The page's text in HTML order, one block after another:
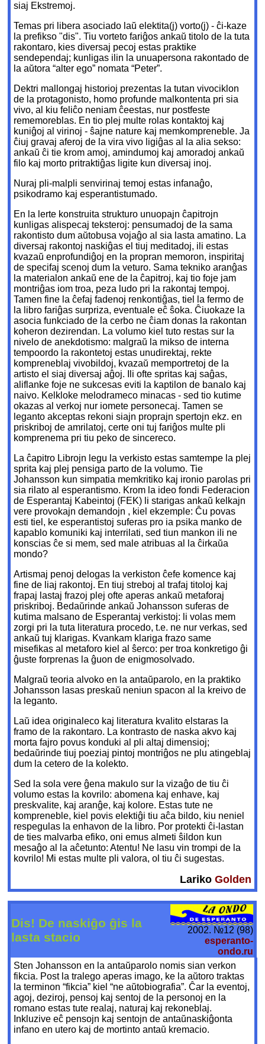
siaj Ekstremoj.
Temas pri libera asociado laŭ elektita(j) vorto(j) - ĉi-kaze
la prefikso "dis". Tiu vorteto fariĝos ankaŭ titolo de la tuta
rakontaro, kies diversaj pecoj estas praktike
sendependaj; kunligas ilin la unuapersona rakontado de
la aŭtora “alter ego” nomata “Peter”.
Dektri mallongaj historioj prezentas la tutan vivociklon
de la protagonisto, homo profunde malkontenta pri sia
vivo, al kiu feliĉo neniam ĉeestas, nur postfeste
rememoreblas. En tio plej multe rolas kontaktoj kaj
kuniĝoj al virinoj - ŝajne nature kaj memkompreneble. Ja
ĉiuj gravaj aferoj de la vira vivo ligiĝas al la alia sekso:
ankaŭ ĉi tie krom amoj, amindumoj kaj amoradoj ankaŭ
filo kaj morto pritraktiĝas ligite kun diversaj inoj.
Nuraj pli-malpli senvirinaj temoj estas infanaĝo,
psikodramo kaj esperantistumado.
En la lerte konstruita strukturo unuopajn ĉapitrojn
kunligas alispecaj teksteroj: pensumadoj de la sama
rakontisto dum aŭtobusa vojaĝo al sia lasta amatino. La
diversaj rakontoj naskiĝas el tiuj meditadoj, ili estas
kvazaŭ enprofundiĝoj en la propran memoron, inspiritaj
de specifaj scenoj dum la veturo. Sama tekniko aranĝas
la materialon ankaŭ ene de la ĉapitroj, kaj tio foje jam
montriĝas iom troa, peza ludo pri la rakontaj tempoj.
Tamen fine la ĉefaj fadenoj renkontiĝas, tiel la fermo de
la libro fariĝas surpriza, eventuale eĉ ŝoka. Ĉiuokaze la
asocia funkciado de la cerbo ne ĉiam donas la rakontan
koheron dezirendan. La volumo kiel tuto restas sur la
nivelo de anekdotismo: malgraŭ la mikso de interna
tempoordo la rakontetoj estas unudirektaj, rekte
kompreneblaj vivobildoj, kvazaŭ memportretoj de la
artisto el siaj diversaj aĝoj. Ili ofte spritas kaj saĝas,
aliflanke foje ne sukcesas eviti la kaptilon de banalo kaj
naivo. Kelkloke melodrameco minacas - sed tio kutime
okazas al verkoj nur iomete personecaj. Tamen se
leganto akceptas rekoni siajn proprajn spertojn ekz. en
priskriboj de amrilatoj, certe oni tuj fariĝos multe pli
komprenema pri tiu peko de sincereco.
La ĉapitro Librojn legu la verkisto estas samtempe la plej
sprita kaj plej pensiga parto de la volumo. Tie
Johansson kun simpatia memkritiko kaj ironio parolas pri
sia rilato al esperantismo. Krom la ideo fondi Federacion
de Esperantaj Kabeintoj (FEK) li starigas ankaŭ kelkajn
vere provokajn demandojn , kiel ekzemple: Ĉu povas
esti tiel, ke esperantistoj suferas pro ia psika manko de
kapablo komuniki kaj interrilati, sed tiun mankon ili ne
konscias ĉe si mem, sed male atribuas al la ĉirkaŭa
mondo?
Artismaj penoj delogas la verkiston ĉefe komence kaj
fine de liaj rakontoj. En tiuj streboj al trafaj titoloj kaj
frapaj lastaj frazoj plej ofte aperas ankaŭ metaforaj
priskriboj. Bedaŭrinde ankaŭ Johansson suferas de
kutima malsano de Esperantaj verkistoj: li volas mem
zorgi pri la tuta literatura procedo, t.e. ne nur verkas, sed
ankaŭ tuj klarigas. Kvankam klariga frazo same
misefikas al metaforo kiel al ŝerco: per troa konkretigo ĝi
ĝuste forprenas la ĝuon de enigmosolvado.
Malgraŭ teoria alvoko en la antaŭparolo, en la praktiko
Johansson lasas preskaŭ neniun spacon al la kreivo de
la leganto.
Laŭ idea originaleco kaj literatura kvalito elstaras la
framo de la rakontaro. La kontrasto de naska akvo kaj
morta fajro povus konduki al pli altaj dimensioj;
bedaŭrinde tiuj poeziaj pintoj montriĝos ne plu atingeblaj
dum la cetero de la kolekto.
Sed la sola vere ĝena makulo sur la vizaĝo de tiu ĉi
volumo estas la kovrilo: abomena kaj enhave, kaj
preskvalite, kaj aranĝe, kaj kolore. Estas tute ne
kompreneble, kiel povis elektiĝi tiu aĉa bildo, kiu neniel
respegulas la enhavon de la libro. Por protekti ĉi-lastan
de ties malvarba efiko, oni emus almeti ŝildon kun
mesaĝo al la aĉetunto: Atentu! Ne lasu vin trompi de la
kovrilo! Mi estas multe pli valora, ol tiu ĉi sugestas.
Lariko Golden
Dis! De naskiĝo ĝis la
lasta stacio
2002. №12 (98)
esperanto-
ondo.ru
Sten Johansson en la antaŭparolo nomis sian verkon
fikcia. Post la tralego aperas imago, ke la aŭtoro traktas
la terminon “fikcia” kiel “ne aŭtobiografia”. Ĉar la eventoj,
agoj, deziroj, pensoj kaj sentoj de la personoj en la
romano estas tute realaj, naturaj kaj rekoneblaj.
Inkluzive eĉ pensojn kaj sentojn de antaŭnaskiĝonta
infano en utero kaj de mortinto antaŭ kremacio.